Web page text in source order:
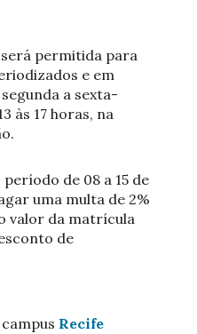
permitida para
e em
a sexta-
às 17 horas, na
de 08 a 15 de
uma multa de 2%
valor da matrícula
de
Recife